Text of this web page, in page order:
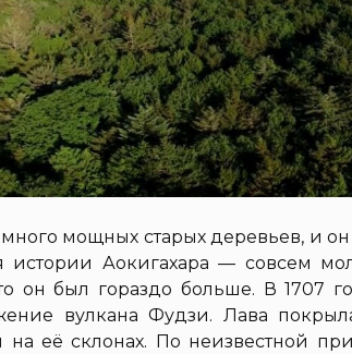
много мощных старых деревьев, и
истории Аокигахара — совсем
он был гораздо больше. В 1707
вулкана Фудзи. Лава
на её склонах. По неизвестной